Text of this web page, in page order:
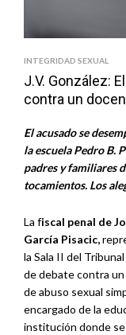
INTEGRIDAD SEXUAL
J.V. González:
contra un
El acusado se
la escuela Pedro B.
padres y familiares
tocamientos. Los
La fiscal penal de
García Pisacic,
la Sala II del
de debate contra
de abuso sexual
encargado de la
institución donde